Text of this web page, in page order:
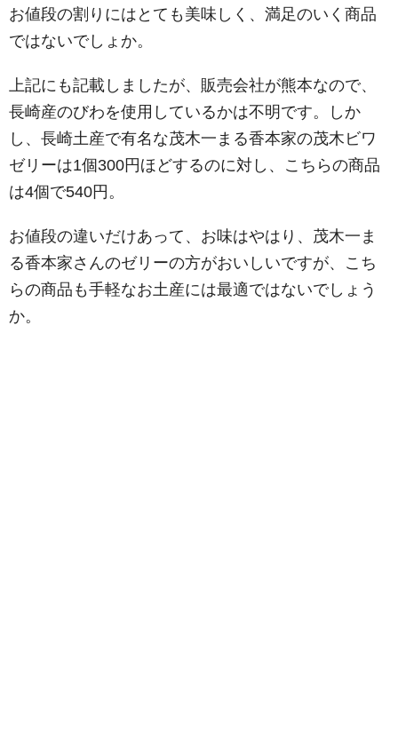
お値段の割りにはとても美味しく、満足のいく商品
ではないでしょか。
上記にも記載しましたが、販売会社が熊本なので、
長崎産のびわを使用しているかは不明です。しか
し、長崎土産で有名な茂木一まる香本家の茂木ビワ
ゼリーは1個300円ほどするのに対し、こちらの商品
は4個で540円。
お値段の違いだけあって、お味はやはり、茂木一ま
る香本家さんのゼリーの方がおいしいですが、こち
らの商品も手軽なお土産には最適ではないでしょう
か。